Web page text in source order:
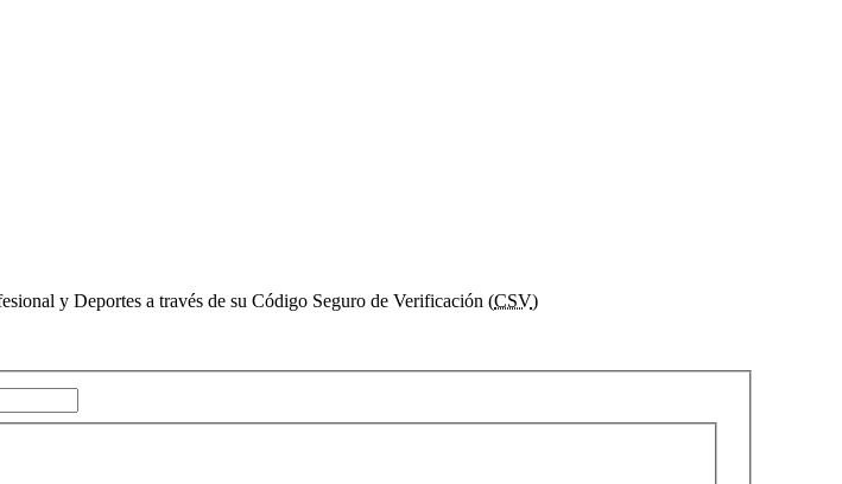
y Deportes a través de su Código Seguro de Verificación (CSV)